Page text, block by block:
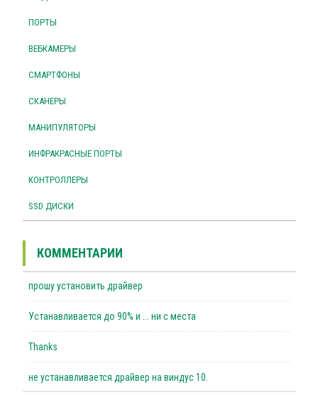
ПОРТЫ
ВЕБКАМЕРЫ
СМАРТФОНЫ
СКАНЕРЫ
МАНИПУЛЯТОРЫ
ИНФРАКРАСНЫЕ ПОРТЫ
КОНТРОЛЛЕРЫ
SSD ДИСКИ
КОММЕНТАРИИ
прошу установить драйвер
Устанавливается до 90% и ... ни с места
Thanks
не устанавливается драйвер на виндус 10.